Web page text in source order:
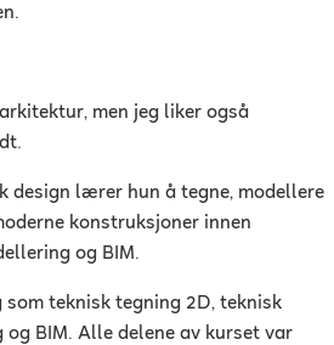
men jeg liker også
design lærer hun å tegne, modellere
konstruksjoner innen
og BIM.
teknisk tegning 2D, teknisk
BIM. Alle delene av kurset var